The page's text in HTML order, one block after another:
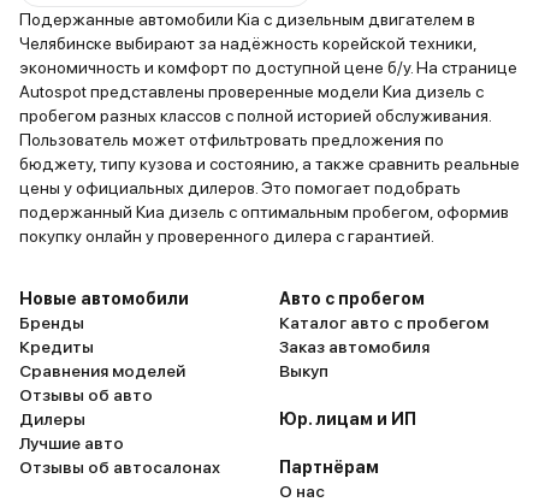
Подержанные автомобили Kia с дизельным двигателем в
Челябинске выбирают за надёжность корейской техники,
экономичность и комфорт по доступной цене б/у. На странице
Autospot представлены проверенные модели Киа дизель с
пробегом разных классов с полной историей обслуживания.
Пользователь может отфильтровать предложения по
бюджету, типу кузова и состоянию, а также сравнить реальные
цены у официальных дилеров. Это помогает подобрать
подержанный Киа дизель с оптимальным пробегом, оформив
покупку онлайн у проверенного дилера с гарантией.
Новые автомобили
Бренды
Кредиты
Сравнения моделей
Отзывы об авто
Дилеры
Лучшие авто
Отзывы об автосалонах
Авто с пробегом
Каталог авто с пробегом
Заказ автомобиля
Выкуп
Юр. лицам и ИП
Партнёрам
О нас